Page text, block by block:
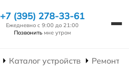
+7 (395) 278-33-61
Ежедневно с 9:00 до 21:00
Позвонить мне утром
Каталог устройств Ремонт